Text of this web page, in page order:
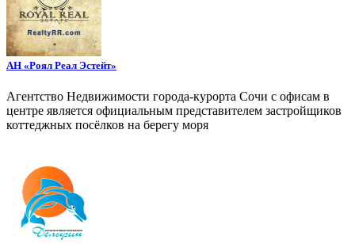
АН «Роял Реал Эстейт»
Агентство Недвижимости города-курорта Сочи с офисам в
центре является официальным представителем застройщиков
коттеджных посёлков на берегу моря